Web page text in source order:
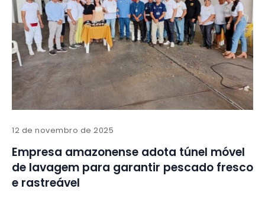
12 de novembro de 2025
Empresa amazonense adota túnel móvel
de lavagem para garantir pescado fresco
e rastreável